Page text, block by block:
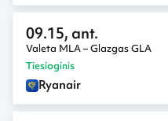
09.15, ant.
Valeta MLA – Glazgas GLA
Tiesioginis
Ryanair